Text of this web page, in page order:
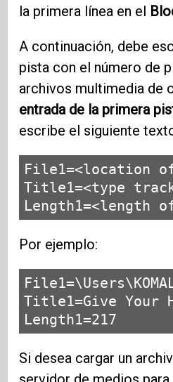
la primera línea en el
A continuación, debe
pista con el número de
archivos multimedia de
entrada de la primera
escribe el siguiente
File1=<location
Title1=<type
Length1=<length
Por ejemplo:
Title1=Give Your
Length1=217
Si desea cargar un